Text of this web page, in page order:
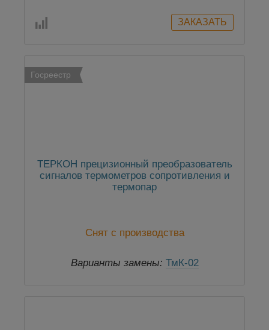
Госреестр
ТЕРКОН прецизионный преобразователь
сигналов термометров сопротивления и
термопар
Снят с производства
Варианты замены: ТмК-02